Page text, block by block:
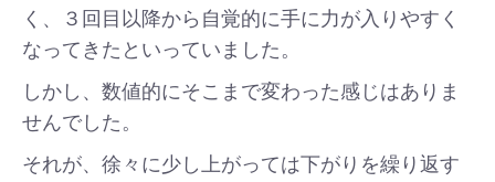
く、３回目以降から自覚的に手に力が入りやすく
なってきたといっていました。
しかし、数値的にそこまで変わった感じはありま
せんでした。
それが、徐々に少し上がっては下がりを繰り返す